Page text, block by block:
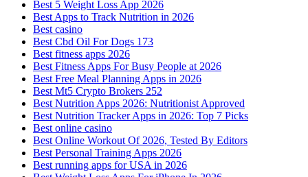
Best 5 Weight Loss App 2026
Best Apps to Track Nutrition in 2026
Best casino
Best Cbd Oil For Dogs 173
Best fitness apps 2026
Best Fitness Apps For Busy People at 2026
Best Free Meal Planning Apps in 2026
Best Mt5 Crypto Brokers 252
Best Nutrition Apps 2026: Nutritionist Approved
Best Nutrition Tracker Apps in 2026: Top 7 Picks
Best online casino
Best Online Workout Of 2026, Tested By Editors
Best Personal Training Apps 2026
Best running apps for USA in 2026